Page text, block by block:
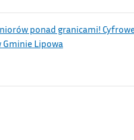
ponad granicami!
Lipowa